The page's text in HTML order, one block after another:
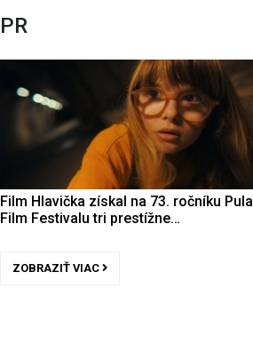
PR
Film Hlavička získal na 73. ročníku Pula
Film Festivalu tri prestížne…
ZOBRAZIŤ VIAC